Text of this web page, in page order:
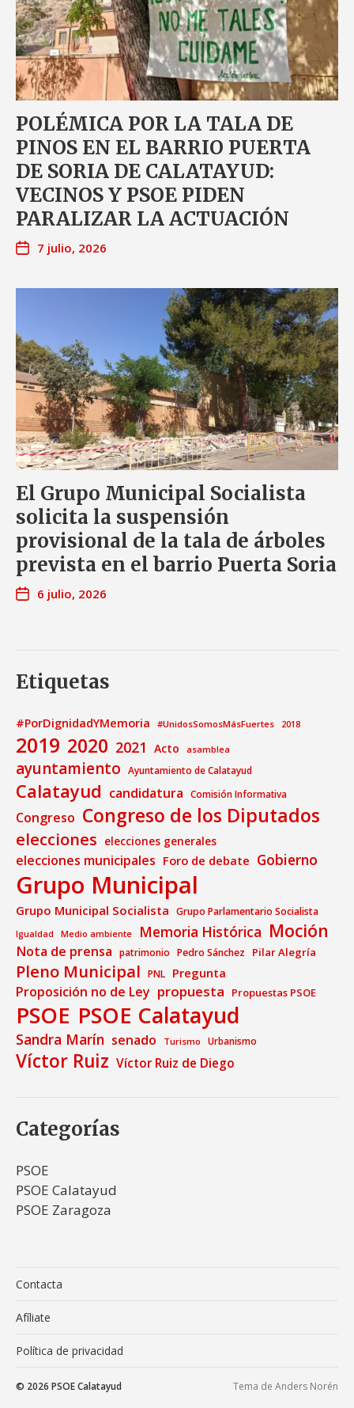
POLÉMICA POR LA TALA DE
PINOS EN EL BARRIO PUERTA
DE SORIA DE CALATAYUD:
VECINOS Y PSOE PIDEN
PARALIZAR LA ACTUACIÓN
7 julio, 2026
El Grupo Municipal Socialista
solicita la suspensión
provisional de la tala de árboles
prevista en el barrio Puerta Soria
6 julio, 2026
Etiquetas
#PorDignidadYMemoria #UnidosSomosMásFuertes 2018
2019 2020 2021 Acto asamblea
ayuntamiento Ayuntamiento de Calatayud
Calatayud candidatura Comisión Informativa
Congreso Congreso de los Diputados
elecciones elecciones generales
elecciones municipales Foro de debate Gobierno
Grupo Municipal
Grupo Municipal Socialista Grupo Parlamentario Socialista
Igualdad Medio ambiente Memoria Histórica Moción
Nota de prensa patrimonio Pedro Sánchez Pilar Alegría
Pleno Municipal PNL Pregunta
Proposición no de Ley propuesta Propuestas PSOE
PSOE PSOE Calatayud
Sandra Marín senado Turismo Urbanismo
Víctor Ruiz Víctor Ruiz de Diego
Categorías
PSOE
PSOE Calatayud
PSOE Zaragoza
Contacta
Afíliate
Política de privacidad
© 2026 PSOE Calatayud Tema de Anders Norén